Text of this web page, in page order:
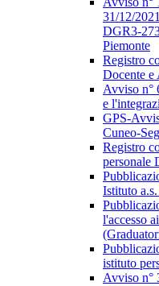
31/12/
DGR3-
Piemonte
Registro
Docente e
Avviso n°
e
GPS-
Cuneo-
Registro
personale
Istituto
l'accesso
istituto
Avviso n°